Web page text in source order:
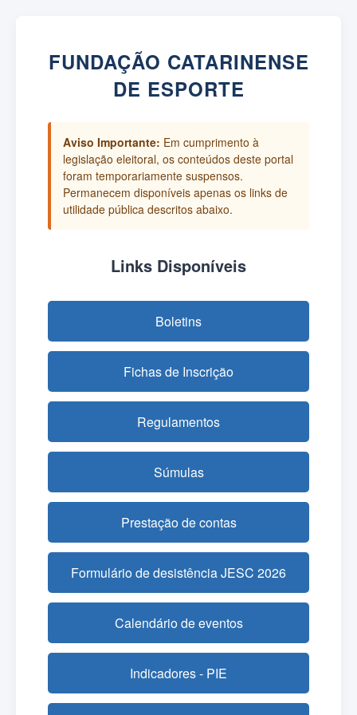
FUNDAÇÃO CATARINENSE
DE ESPORTE
Aviso Importante: Em cumprimento à
legislação eleitoral, os conteúdos deste portal
foram temporariamente suspensos.
Permanecem disponíveis apenas os links de
utilidade pública descritos abaixo.
Links Disponíveis
Boletins
Fichas de Inscrição
Regulamentos
Súmulas
Prestação de contas
Formulário de desistência JESC 2026
Calendário de eventos
Indicadores - PIE